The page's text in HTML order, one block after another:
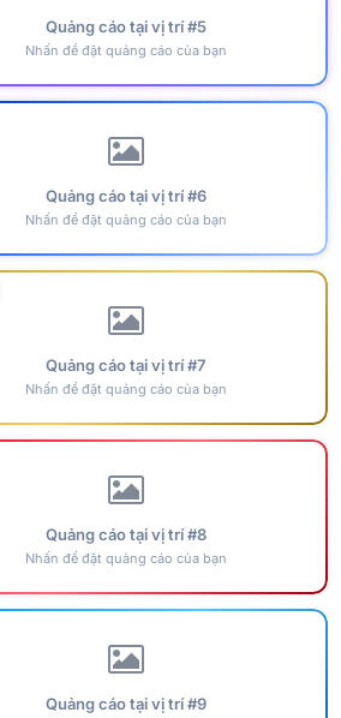
Quảng cáo tại vị trí #5
Nhấn để đặt quảng cáo của bạn
Quảng cáo tại vị trí #6
Nhấn để đặt quảng cáo của bạn
Quảng cáo tại vị trí #7
Nhấn để đặt quảng cáo của bạn
Quảng cáo tại vị trí #8
Nhấn để đặt quảng cáo của bạn
Quảng cáo tại vị trí #9